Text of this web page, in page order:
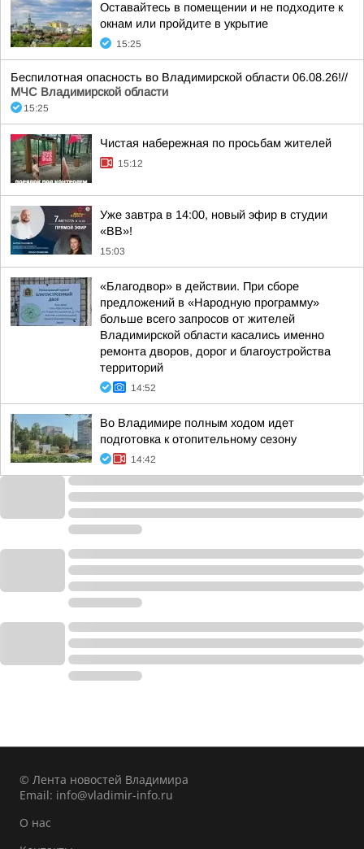
Оставайтесь в помещении и не подходите к
окнам или пройдите в укрытие
15:25
Беспилотная опасность во Владимирской области 06.08.26!//
МЧС Владимирской области
15:25
Чистая набережная по просьбам жителей
15:12
Уже завтра в 14:00, новый эфир в студии
«ВВ»!
15:03
«Благодвор» в действии. При сборе
предложений в «Народную программу»
больше всего запросов от жителей
Владимирской области касались именно
ремонта дворов, дорог и благоустройства
территорий
14:52
Во Владимире полным ходом идет
подготовка к отопительному сезону
14:42
© Лента новостей Владимира
Email: info@vladimir-info.ru
О нас